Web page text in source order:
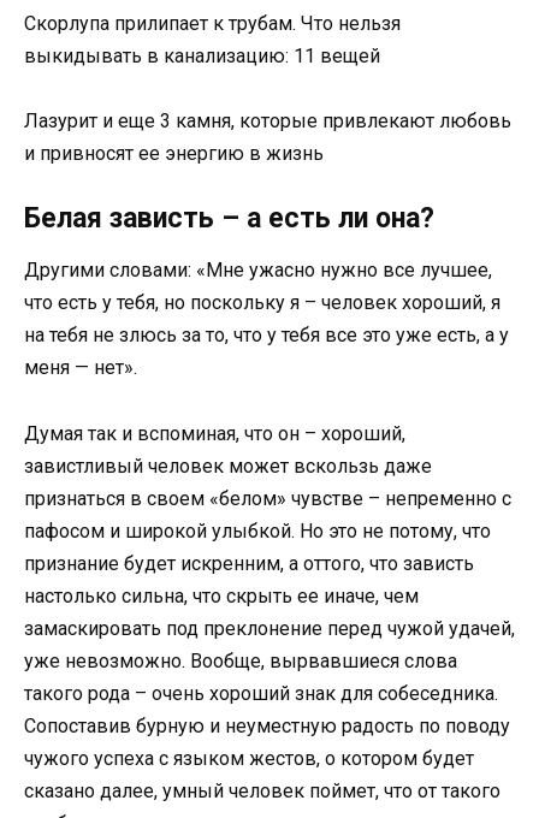
Скорлупа прилипает к трубам. Что нельзя
выкидывать в канализацию: 11 вещей
Лазурит и еще 3 камня, которые привлекают любовь
и привносят ее энергию в жизнь
Белая зависть – а есть ли она?
Другими словами: «Мне ужасно нужно все лучшее,
что есть у тебя, но поскольку я – человек хороший, я
на тебя не злюсь за то, что у тебя все это уже есть, а у
меня — нет».
Думая так и вспоминая, что он – хороший,
завистливый человек может вскользь даже
признаться в своем «белом» чувстве – непременно с
пафосом и широкой улыбкой. Но это не потому, что
признание будет искренним, а оттого, что зависть
настолько сильна, что скрыть ее иначе, чем
замаскировать под преклонение перед чужой удачей,
уже невозможно. Вообще, вырвавшиеся слова
такого рода – очень хороший знак для собеседника.
Сопоставив бурную и неуместную радость по поводу
чужого успеха с языком жестов, о котором будет
сказано далее, умный человек поймет, что от такого